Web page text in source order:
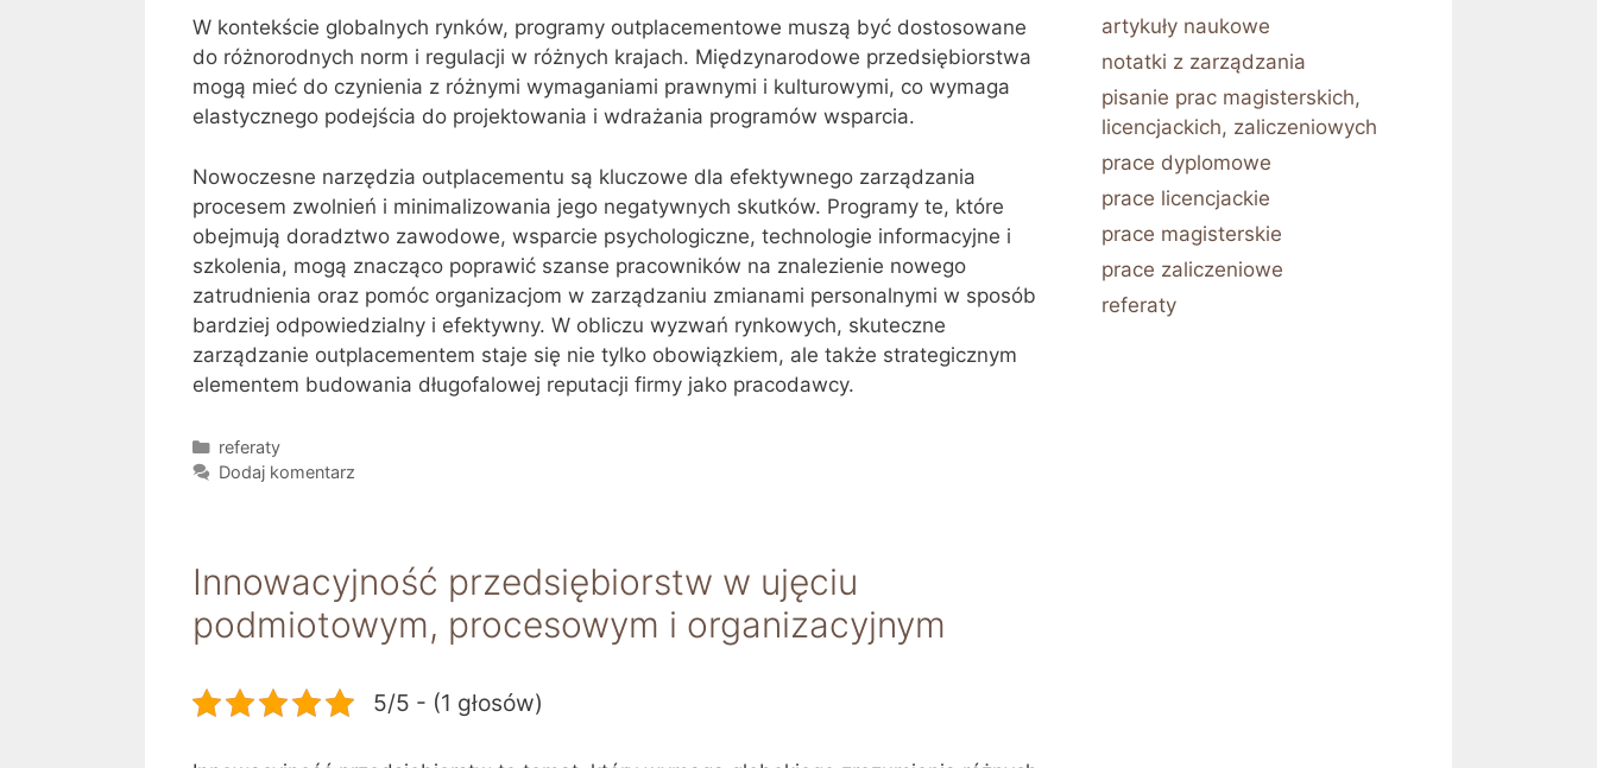
W kontekście globalnych rynków, programy outplacementowe muszą być dostosowane
do różnorodnych norm i regulacji w różnych krajach. Międzynarodowe przedsiębiorstwa
mogą mieć do czynienia z różnymi wymaganiami prawnymi i kulturowymi, co wymaga
elastycznego podejścia do projektowania i wdrażania programów wsparcia.
Nowoczesne narzędzia outplacementu są kluczowe dla efektywnego zarządzania
procesem zwolnień i minimalizowania jego negatywnych skutków. Programy te, które
obejmują doradztwo zawodowe, wsparcie psychologiczne, technologie informacyjne i
szkolenia, mogą znacząco poprawić szanse pracowników na znalezienie nowego
zatrudnienia oraz pomóc organizacjom w zarządzaniu zmianami personalnymi w sposób
bardziej odpowiedzialny i efektywny. W obliczu wyzwań rynkowych, skuteczne
zarządzanie outplacementem staje się nie tylko obowiązkiem, ale także strategicznym
elementem budowania długofalowej reputacji firmy jako pracodawcy.
Kategorie
referaty
Dodaj komentarz
Innowacyjność przedsiębiorstw w ujęciu
podmiotowym, procesowym i organizacyjnym
5/5 - (1 głosów)
artykuły naukowe
notatki z zarządzania
pisanie prac magisterskich,
licencjackich, zaliczeniowych
prace dyplomowe
prace licencjackie
prace magisterskie
prace zaliczeniowe
referaty